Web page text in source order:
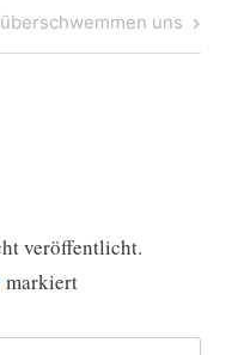
uns
veröffentlicht.
markiert